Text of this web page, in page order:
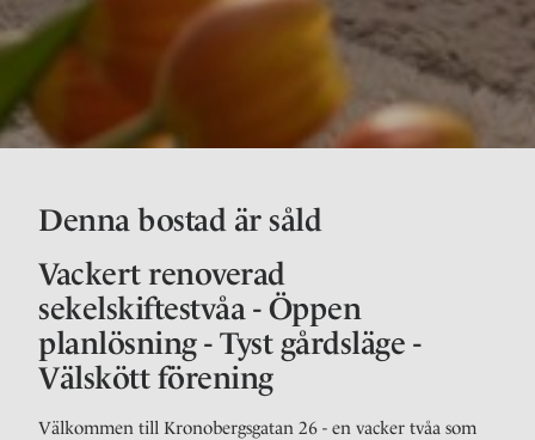
Denna bostad är såld
Vackert renoverad
sekelskiftestvåa - Öppen
planlösning - Tyst gårdsläge -
Välskött förening
Välkommen till Kronobergsgatan 26 - en vacker tvåa som